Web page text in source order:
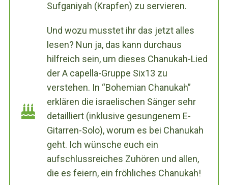
Sufganiyah (Krapfen) zu servieren.
Und wozu musstet ihr das jetzt alles
lesen? Nun ja, das kann durchaus
hilfreich sein, um dieses Chanukah-Lied
der A capella-Gruppe Six13 zu
verstehen. In “Bohemian Chanukah”
erklären die israelischen Sänger sehr
detailliert (inklusive gesungenem E-
Gitarren-Solo), worum es bei Chanukah
geht. Ich wünsche euch ein
aufschlussreiches Zuhören und allen,
die es feiern, ein fröhliches Chanukah!